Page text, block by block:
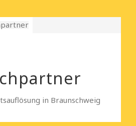
in Braunschweig